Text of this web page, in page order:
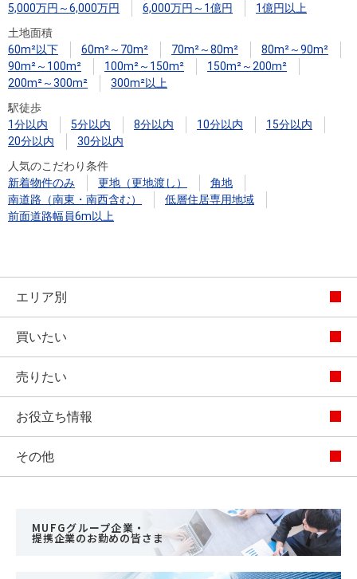
5,000万円～6,000万円
6,000万円～1億円
1億円以上
土地面積
60m²以下
60m²～70m² 70m²～80m²
80m²～90m²
90m²～100m²
100m²～150m²
150m²～200m²
200m²～300m²
300m²以上
駅徒歩
1分以内
5分以内 8分以内 10分以内
15分以内
20分以内
30分以内
人気のこだわり条件
新着物件のみ
更地（更地渡し）
角地
南道路（南東・南西含む）
低層住居専用地域
前面道路幅員6m以上
エリア別
買いたい
売りたい
お役立ち情報
その他
MUFGグループ企業・
提携企業のお勤めの皆さま